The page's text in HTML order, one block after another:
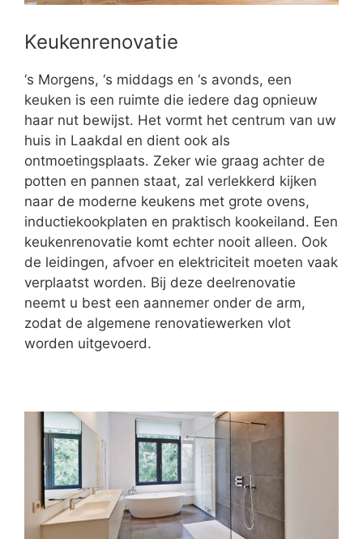
Keukenrenovatie
‘s Morgens, ‘s middags en ‘s avonds, een
keuken is een ruimte die iedere dag opnieuw
haar nut bewijst. Het vormt het centrum van uw
huis in Laakdal en dient ook als
ontmoetingsplaats. Zeker wie graag achter de
potten en pannen staat, zal verlekkerd kijken
naar de moderne keukens met grote ovens,
inductiekookplaten en praktisch kookeiland. Een
keukenrenovatie komt echter nooit alleen. Ook
de leidingen, afvoer en elektriciteit moeten vaak
verplaatst worden. Bij deze deelrenovatie
neemt u best een aannemer onder de arm,
zodat de algemene renovatiewerken vlot
worden uitgevoerd.